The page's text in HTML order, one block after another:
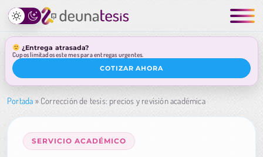
¿Entrega atrasada?
Cupos limitados este mes para entregas urgentes.
COTIZAR AHORA
Portada » Corrección de tesis: precios y revisión académica
SERVICIO ACADÉMICO